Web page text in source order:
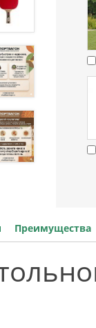
Преимущества